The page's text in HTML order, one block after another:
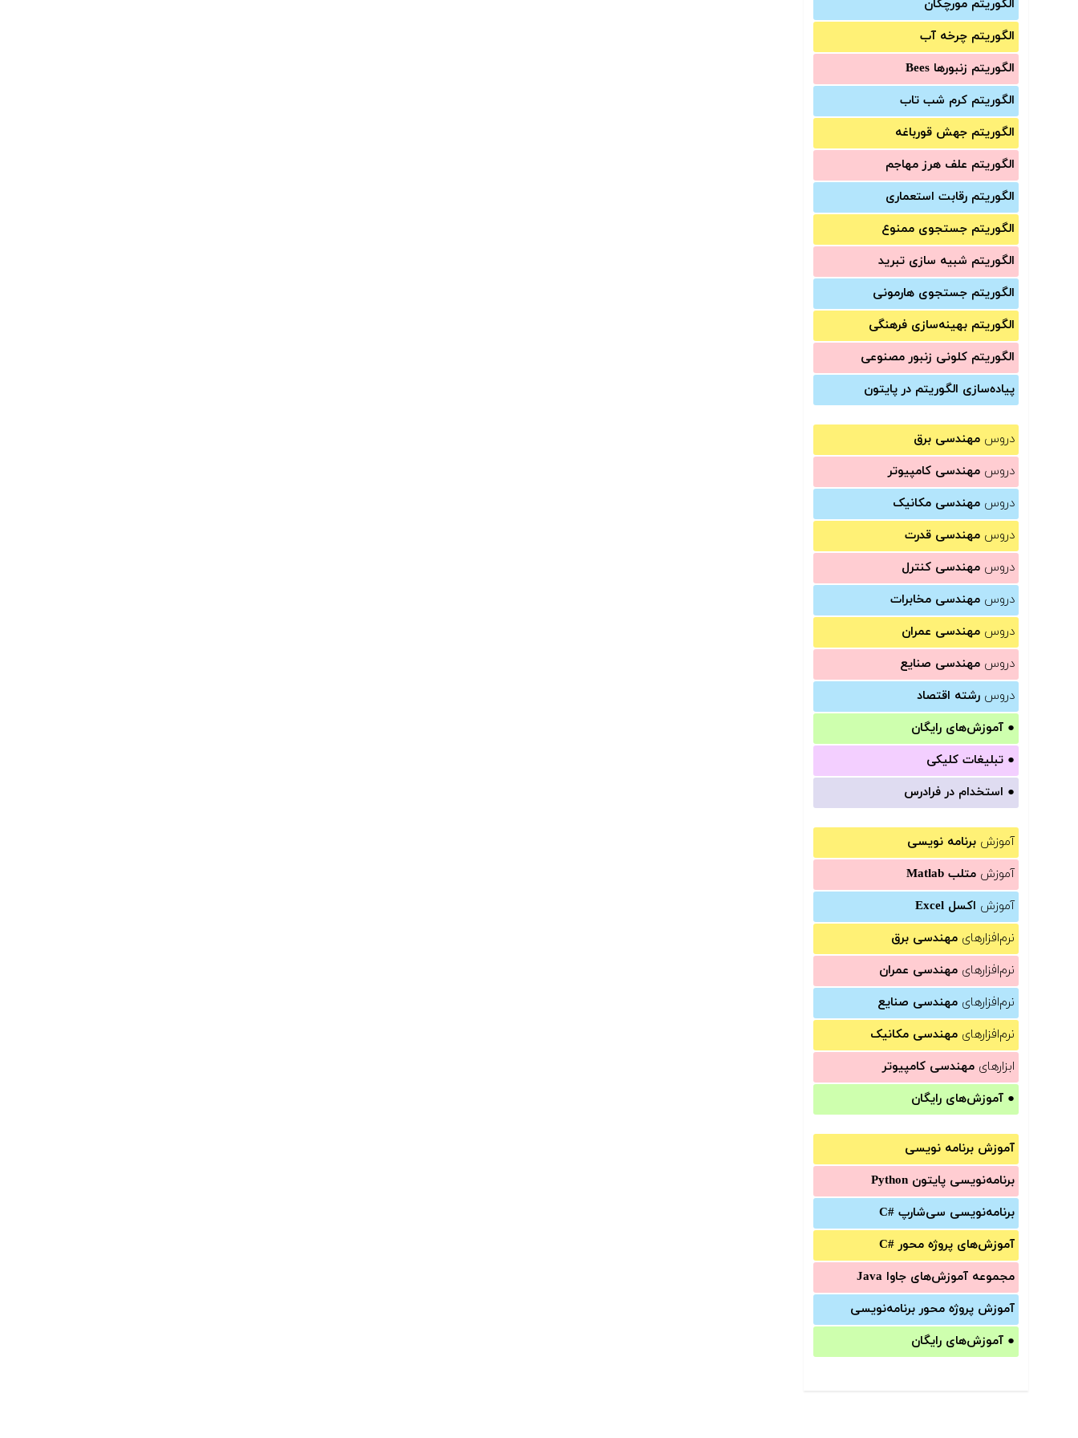
الگوریتم مورچگان
الگوریتم چرخه آب
الگوریتم زنبورها Bees
الگوریتم کرم شب تاب
الگوریتم جهش قورباغه
الگوریتم علف هرز مهاجم
الگوریتم رقابت استعماری
الگوریتم جستجوی ممنوع
الگوریتم شبیه سازی تبرید
الگوریتم جستجوی هارمونی
الگوریتم بهینه‌سازی فرهنگی
الگوریتم کلونی زنبور مصنوعی
پیاده‌سازی الگوریتم در پایتون
دروس مهندسی برق
دروس مهندسی کامپیوتر
دروس مهندسی مکانیک
دروس مهندسی قدرت
دروس مهندسی کنترل
دروس مهندسی مخابرات
دروس مهندسی عمران
دروس مهندسی صنایع
دروس رشته اقتصاد
● آموزش‌های رایگان
● تبلیغات کلیکی
● استخدام در فرادرس
آموزش برنامه نویسی
آموزش متلب Matlab
آموزش اکسل Excel
نرم‌افزارهای مهندسی برق
نرم‌افزارهای مهندسی عمران
نرم‌افزارهای مهندسی صنایع
نرم‌افزارهای مهندسی مکانیک
ابزارهای مهندسی کامپیوتر
● آموزش‌های رایگان
آموزش برنامه نویسی
برنامه‌نویسی پایتون Python
برنامه‌‌نویسی سی‌شارپ C#‎
آموزش‌های پروژه محور #C
مجموعه آموزش‌های جاوا Java
آموزش‌ پروژه محور برنامه‌نویسی
● آموزش‌های رایگان